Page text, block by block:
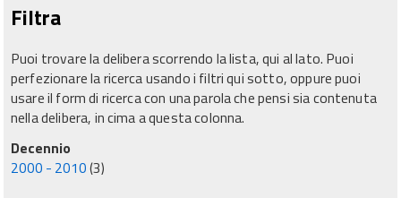
Filtra
Puoi trovare la delibera scorrendo la lista, qui al lato. Puoi
perfezionare la ricerca usando i filtri qui sotto, oppure puoi
usare il form di ricerca con una parola che pensi sia contenuta
nella delibera, in cima a questa colonna.
Decennio
2000 - 2010(3)